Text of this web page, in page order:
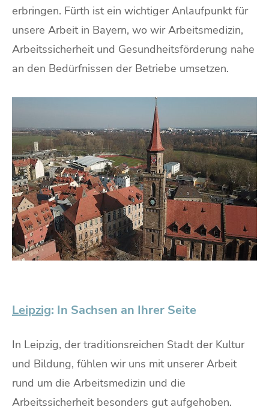
erbringen. Fürth ist ein wichtiger Anlaufpunkt für
unsere Arbeit in Bayern, wo wir Arbeitsmedizin,
Arbeitssicherheit und Gesundheitsförderung nahe
an den Bedürfnissen der Betriebe umsetzen.
Leipzig: In Sachsen an Ihrer Seite
In Leipzig, der traditionsreichen Stadt der Kultur
und Bildung, fühlen wir uns mit unserer Arbeit
rund um die Arbeitsmedizin und die
Arbeitssicherheit besonders gut aufgehoben.